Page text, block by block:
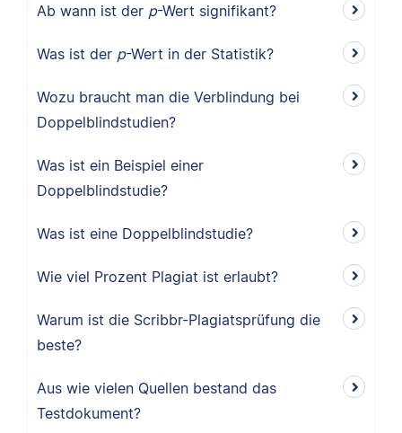
Ab wann ist der p-Wert signifikant?
Was ist der p-Wert in der Statistik?
Wozu braucht man die Verblindung bei
Doppelblindstudien?
Was ist ein Beispiel einer
Doppelblindstudie?
Was ist eine Doppelblindstudie?
Wie viel Prozent Plagiat ist erlaubt?
Warum ist die Scribbr-Plagiatsprüfung die
beste?
Aus wie vielen Quellen bestand das
Testdokument?